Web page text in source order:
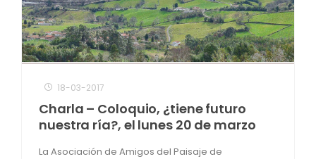
18-03-2017
Charla – Coloquio, ¿tiene futuro
nuestra ría?, el lunes 20 de marzo
La Asociación de Amigos del Paisaje de